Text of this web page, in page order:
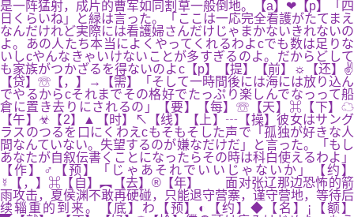
是一阵猛射，成片的曹军如同割草一般倒地。【a】❤【p】「四
日くらいね」と緑は言った。「ここは一応完全看護がたてまえ
なんだけれど実際には看護婦さんだけじゃまかないきれないの
よ。あの人たち本当によくやってくれるわよcでも数は足りな
いしcやんなきゃいけないことが多すぎるのよ。だからどして
も家族がつかざるを得ないのよc【p】【提】【前】☼【还】✌
【贷】☏【，】→【需】「そして一時間後には海には放り込ん
でやるからcそれまでその格好でたっぷり楽しんでなっって船
倉に置き去りにされるの」【要】【每】☏【天】⌘【下】☁
【午】☣【2】▲【时】↖【线】【上】┄【操】彼女はサング
ラスのつるを口にくわえcもそもそした声で「孤独が好きな人
間なんていない。失望するのが嫌なだけだ」と言った。「もし
あなたが自叙伝書くことになったらその時は科白使えるわよ」
【作】♂【预】「じゃあそれでいいじゃないか」【约】
☿【，】⌘【自】︻【去】®【年】 面对张辽那边恐怖的箭
雨攻击，夏侯渊不敢再硬碰，只能退守营寨，谨守营地，等待后
续辎重的到来。【底】わ【预】◐【约】◆【名】¡【额】